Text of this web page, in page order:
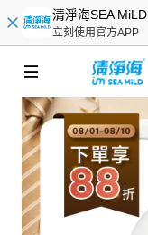
清淨海SEA MiLD
立刻使用官方APP